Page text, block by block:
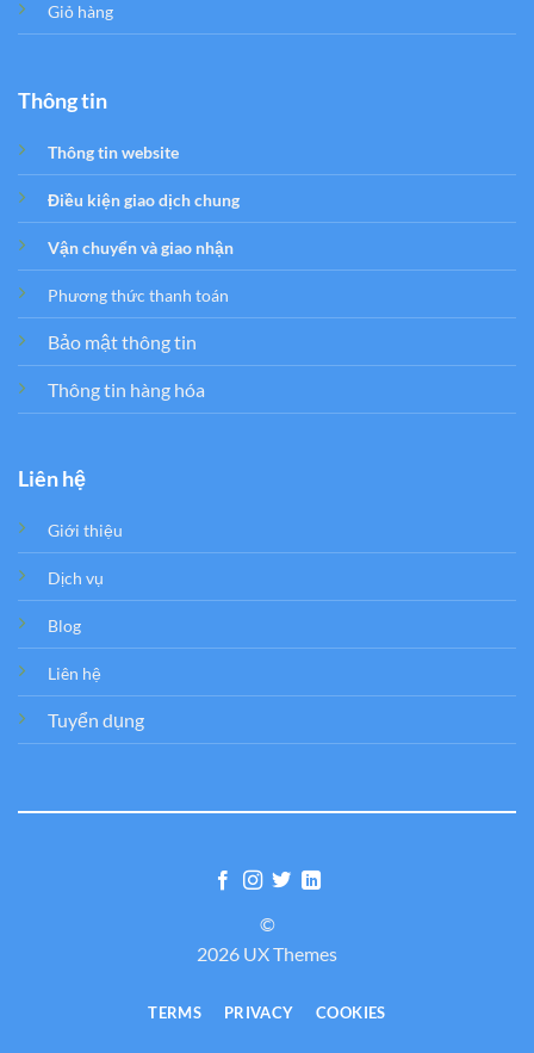
Giỏ hàng
Thông tin
Thông tin website
Điều kiện giao dịch chung
Vận chuyển và giao nhận
Phương thức thanh toán
Bảo mật thông tin
Thông tin hàng hóa
Liên hệ
Giới thiệu
Dịch vụ
Blog
Liên hệ
Tuyển dụng
©
2026 UX Themes
TERMS PRIVACY COOKIES